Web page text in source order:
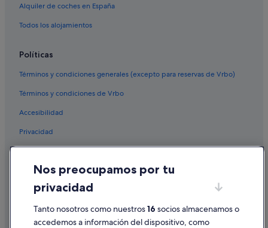
Alquiler de coches en España
Todos los alojamientos
Políticas
Términos y condiciones generales (excepto para reservas de Vrbo)
Términos y condiciones de Vrbo
Accesibilidad
Privacidad
Condiciones de uso
Información legal/contacto
Pautas sobre el contenido y cómo denunciar contenido
Nos preocupamos por tu
privacidad
Tanto nosotros como nuestros16 socios almacenamos o
accedemos a información del dispositivo, como